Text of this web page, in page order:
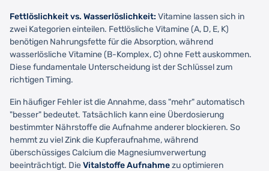
Fettlöslichkeit vs. Wasserlöslichkeit: Vitamine lassen sich in
zwei Kategorien einteilen. Fettlösliche Vitamine (A, D, E, K)
benötigen Nahrungsfette für die Absorption, während
wasserlösliche Vitamine (B-Komplex, C) ohne Fett auskommen.
Diese fundamentale Unterscheidung ist der Schlüssel zum
richtigen Timing.
Ein häufiger Fehler ist die Annahme, dass "mehr" automatisch
"besser" bedeutet. Tatsächlich kann eine Überdosierung
bestimmter Nährstoffe die Aufnahme anderer blockieren. So
hemmt zu viel Zink die Kupferaufnahme, während
überschüssiges Calcium die Magnesiumverwertung
beeinträchtigt. DieVitalstoffe Aufnahmezu optimieren